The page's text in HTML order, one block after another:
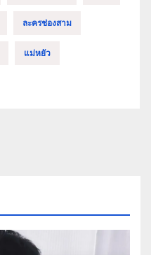
ละครช่องสาม
แม่หยัว